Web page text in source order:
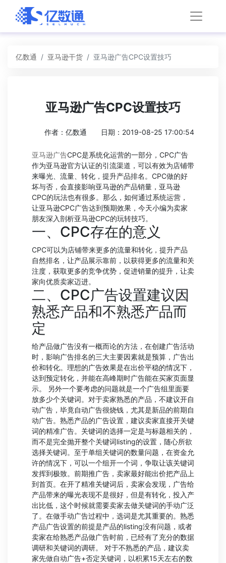
亿数通 亚马逊干货 亚马逊广告CPC设置技巧
亚马逊广告CPC设置技巧
作者：亿数通 日期：2019-08-25 17:00:54
亚马逊广告CPC是系统化运营的一部分，CPC广告
作为亚马逊官方认证的引流渠道，可以有效为店铺带
来曝光、流量、转化，提升产品排名。CPC做的好
坏与否，会直接影响亚马逊的产品销量，亚马逊
CPC的玩法也有很多。那么，如何通过系统运营，
让亚马逊CPC广告达到预期效果，今天小编为卖家
朋友深入剖析亚马逊CPC的玩转技巧。
一、CPC存在的意义
CPC可以为店铺带来更多的流量和转化，提升产品
自然排名，让产品展示靠前，以获得更多的流量和关
注度，获取更多的竞争优势，促进销量的提升，让卖
家向优质卖家迈进。
二、CPC广告设置建议因
熟悉产品和不熟悉产品而
定
给产品做广告没有一概而论的方法，在创建广告活动
时，影响广告排名的三大主要因素就是预算，广告出
价和转化。理想的广告效果是在出价平稳的情况下，
达到预定转化，并能在高峰期时广告能在买家页面显
示。 另外一个要考虑的问题就是一个广告组里面要
放多少个关键词。对于卖家熟悉的产品，不建议开自
动广告，毕竟自动广告很烧钱，尤其是新品的前期自
动广告。熟悉产品的广告设置，建议卖家直接开关键
词的精准广告。关键词的选择一定是与标题相关的，
而不是完全抛开整个关键词listing的设置，随心所欲
选择关键词。至于单组关键词的数量问题，在资金允
许的情况下，可以一个组开一个词，争取让该关键词
发挥到极致。前期推广告，卖家最好能出价把产品上
到首页。在开了精准关键词后，卖家会发现，广告给
产品带来的曝光表现不是很好，但是有转化，投入产
出比低，这个时候就需要卖家去做关键词的手动广泛
了。在做手动广告过程中，选词是尤其重要的。熟悉
产品广告设置的前提是产品的listing没有问题，或者
卖家在给熟悉产品做广告时前，已经有了充分的数据
调研和关键词的调研。 对于不熟悉的产品，建议卖
家先做自动广告+否定关键词，以积累15天左右的数